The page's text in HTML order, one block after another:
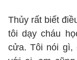
Thủy rất biết
tôi dạy cháu
cửa. Tôi nói gì,